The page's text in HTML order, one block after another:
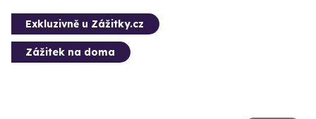
Exkluzivně u Zážitky.cz
Zážitek na doma